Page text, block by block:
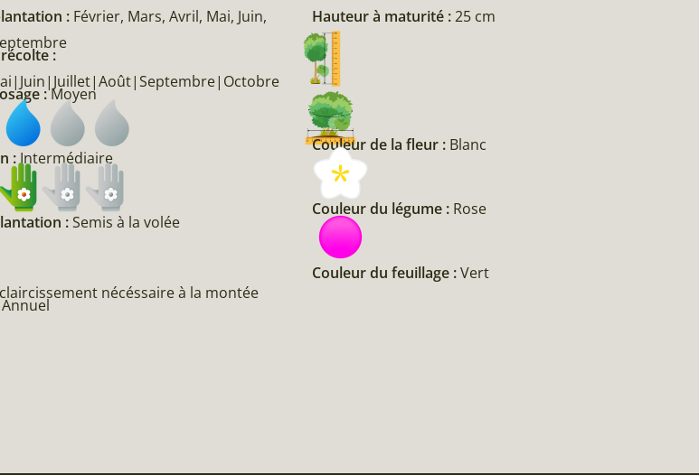
: Février, Mars, Avril, Mai, Juin,
:
:Moyen
:Intermédiaire
:Semis à la volée
nécéssaire à la montée
Annuel
Hauteur à maturité :25 cm
Couleur de la fleur : Blanc
Couleur du légume : Rose
Couleur du feuillage :Vert